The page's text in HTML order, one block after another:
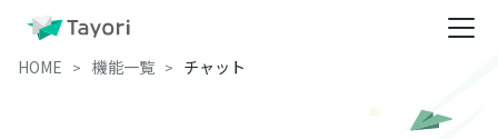
HOME 機能一覧 チャット